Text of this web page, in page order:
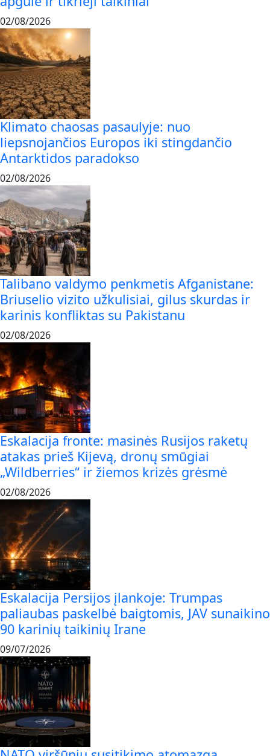
02/08/2026
Klimato chaosas pasaulyje: nuo
liepsnojančios Europos iki stingdančio
Antarktidos paradokso
02/08/2026
Talibano valdymo penkmetis Afganistane:
Briuselio vizito užkulisiai, gilus skurdas ir
karinis konfliktas su Pakistanu
02/08/2026
Eskalacija fronte: masinės Rusijos raketų
atakas prieš Kijevą, dronų smūgiai
„Wildberries“ ir žiemos krizės grėsmė
02/08/2026
Eskalacija Persijos įlankoje: Trumpas
paliaubas paskelbė baigtomis, JAV sunaikino
90 karinių taikinių Irane
09/07/2026